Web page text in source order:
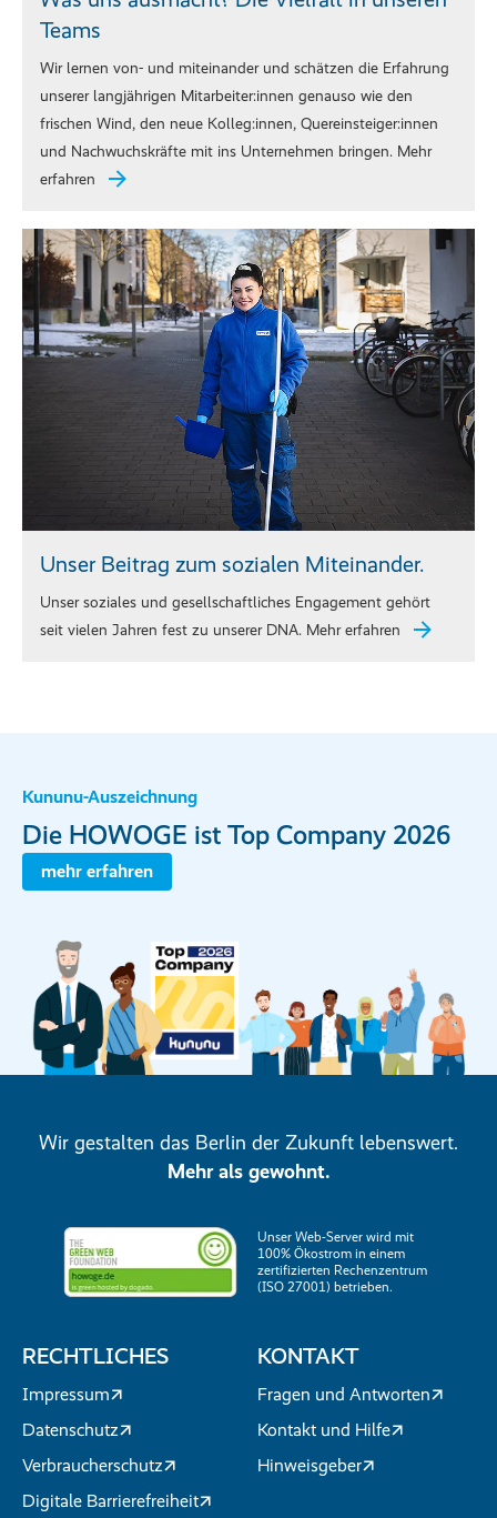
Teams
Wir lernen von- und miteinander und schätzen die Erfahrung
unserer langjährigen Mitarbeiter:innen genauso wie den
frischen Wind, den neue Kolleg:innen, Quereinsteiger:innen
und Nachwuchskräfte mit ins Unternehmen bringen. Mehr
erfahren
Unser Beitrag zum sozialen Miteinander.
Unser soziales und gesellschaftliches Engagement gehört
seit vielen Jahren fest zu unserer DNA. Mehr erfahren
Kununu-Auszeichnung
Die HOWOGE ist Top Company 2026
mehr erfahren
Wir gestalten das Berlin der Zukunft lebenswert.
Mehr als gewohnt.
Unser Web-Server wird mit
100% Ökostrom in einem
zertifizierten Rechenzentrum
(ISO 27001) betrieben.
RECHTLICHES
Impressum
Datenschutz
Verbraucherschutz
Digitale Barrierefreiheit
KONTAKT
Fragen und Antworten
Kontakt und Hilfe
Hinweisgeber